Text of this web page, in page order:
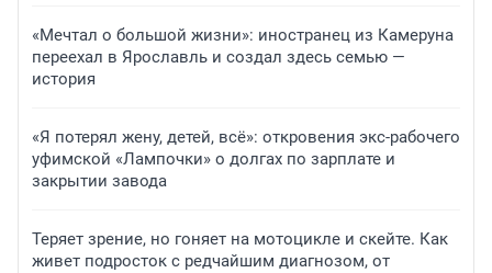
«Мечтал о большой жизни»: иностранец из Камеруна
переехал в Ярославль и создал здесь семью —
история
«Я потерял жену, детей, всё»: откровения экс-рабочего
уфимской «Лампочки» о долгах по зарплате и
закрытии завода
Теряет зрение, но гоняет на мотоцикле и скейте. Как
живет подросток с редчайшим диагнозом, от